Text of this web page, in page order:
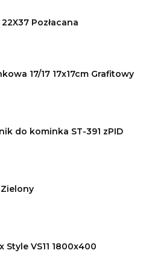
Pozłacana
17/17 17x17cm Grafitowy
do kominka ST-391 zPID
Style VS11 1800x400